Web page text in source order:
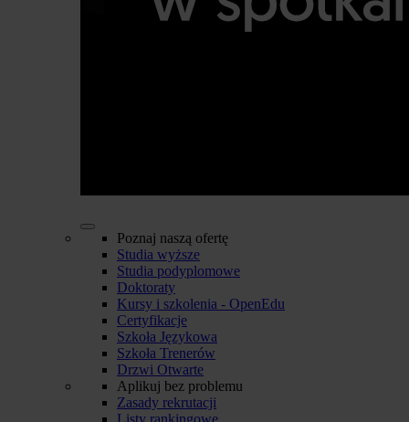
Poznaj naszą ofertę
Studia wyższe
Studia podyplomowe
Doktoraty
Kursy i szkolenia - OpenEdu
Certyfikacje
Szkoła Językowa
Szkoła Trenerów
Drzwi Otwarte
Aplikuj bez problemu
Zasady rekrutacji